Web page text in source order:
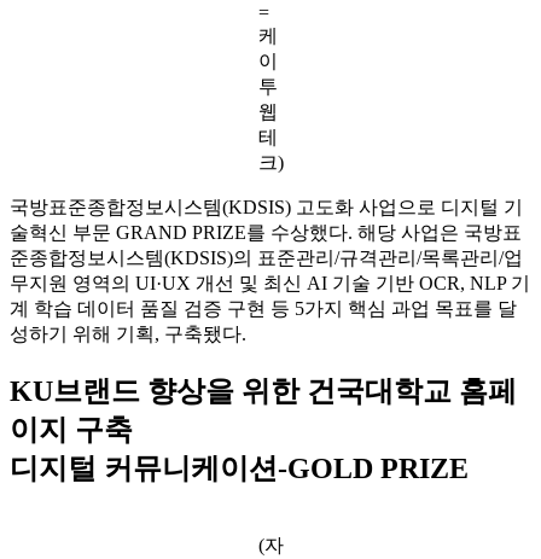
=
케
이
투
웹
테
크)
국방표준종합정보시스템(KDSIS) 고도화 사업으로 디지털 기
술혁신 부문 GRAND PRIZE를 수상했다. 해당 사업은 국방표
준종합정보시스템(KDSIS)의 표준관리/규격관리/목록관리/업
무지원 영역의 UI·UX 개선 및 최신 AI 기술 기반 OCR, NLP 기
계 학습 데이터 품질 검증 구현 등 5가지 핵심 과업 목표를 달
성하기 위해 기획, 구축됐다.
KU브랜드 향상을 위한 건국대학교 홈페
이지 구축
디지털 커뮤니케이션-GOLD PRIZE
(자